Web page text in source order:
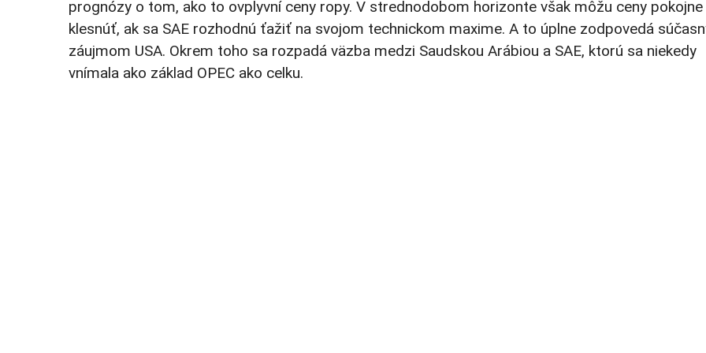
prognózy o tom, ako to ovplyvní ceny ropy. V strednodobom horizonte však môžu ceny pokojne
klesnúť, ak sa SAE rozhodnú ťažiť na svojom technickom maxime. A to úplne zodpovedá
záujmom USA. Okrem toho sa rozpadá väzba medzi Saudskou Arábiou a SAE, ktorú sa niekedy
vnímala ako základ OPEC ako celku.